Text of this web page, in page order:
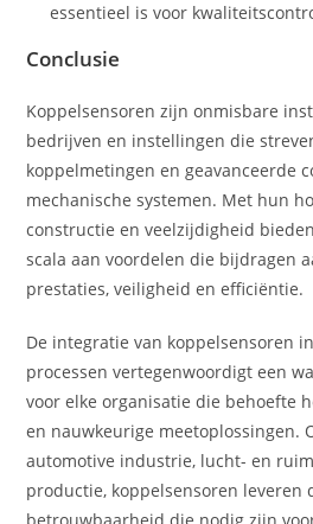
essentieel is voor
Conclusie
Koppelsensoren zijn onmisbare
bedrijven en instellingen die
koppelmetingen en geavanceerde
mechanische systemen. Met hun
constructie en veelzijdigheid
scala aan voordelen die bijdragen
prestaties, veiligheid en efficiëntie.
De integratie van koppelsensoren
processen vertegenwoordigt een
voor elke organisatie die behoefte
en nauwkeurige meetoplossingen.
automotive industrie, lucht- en
productie, koppelsensoren leveren